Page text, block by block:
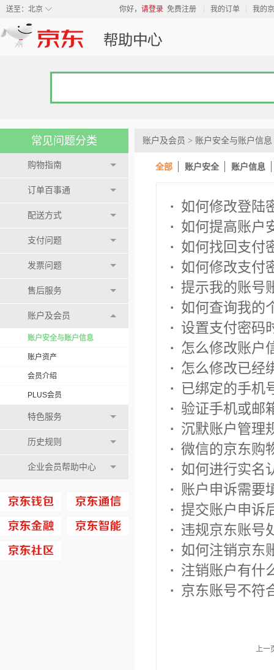
◇
送至： 北京 你好， 请登录 免费注册 我的订单 我的
常见问题分类
购物指南
订单百事通
配送方式
支付问题
发票问题
售后服务
账户及会员
账户安全与账户信息
账户资产
会员介绍
PLUS会员
特色服务
历史规则
企业会员帮助中心
账户及会员 > 账户安全与账户信息
全部 账户安全 账户信息
· 如何修改登陆
· 如何提高账户
· 如何找回支付
· 如何修改支付
· 提示我的账号
· 如何查询我的
· 设置支付密码
· 怎么修改账户
· 怎么修改已经
· 已绑定的手机
· 验证手机或邮
· 沉默账户管理
· 微信的京东购
· 如何进行实名
· 账户申诉需要
· 提交账户申诉
· 违规京东账号
· 如何注销京东
· 注销账户有什
· 京东账号不符
上一